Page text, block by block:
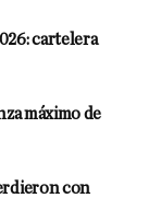
cartelera
máximo de
con